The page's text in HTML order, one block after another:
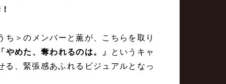
＞のメンバーと薫が、こちらを取り
やめた、奪われるのは。」
というキャ
る、緊張感あふれるビジュアルとなっ